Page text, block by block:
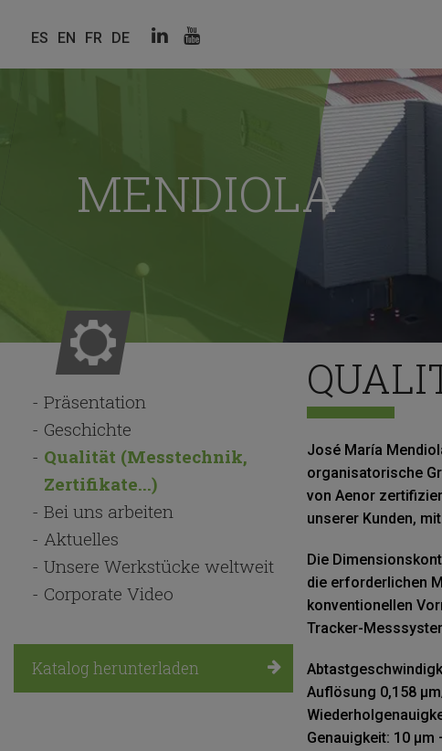
ES EN FR DE
MENDIOLA
José María
organisatorische
von Aenor
unserer Kunden,
Die
die erforderlichen
konventionellen
Tracker-
Auflösung 0,158
Genauigkeit: 10 µm
Navegación
principal
Präsentation
Geschichte
Qualität (Messtechnik,
Zertifikate...)
Bei uns arbeiten
Aktuelles
Unsere Werkstücke weltweit
Corporate Video
Katalog herunterladen